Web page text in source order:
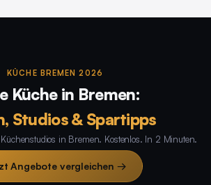
KÜCHE BREMEN 2026
Küche in Bremen:
Studios & Spartipps
in Bremen. Kostenlos. In 2 Minuten.
Angebote vergleichen →